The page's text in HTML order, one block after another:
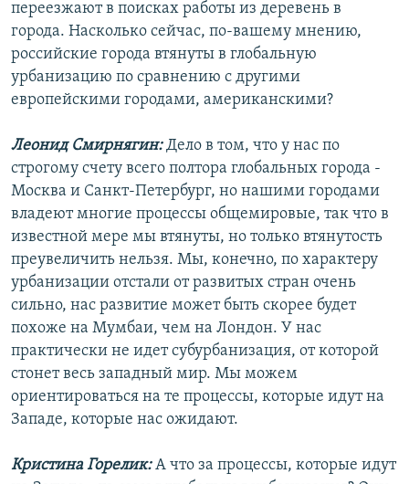
переезжают в поисках работы из деревень в
города. Насколько сейчас, по-вашему мнению,
российские города втянуты в глобальную
урбанизацию по сравнению с другими
европейскими городами, американскими?
Леонид Смирнягин:Дело в том, что у нас по
строгому счету всего полтора глобальных города -
Москва и Санкт-Петербург, но нашими городами
владеют многие процессы общемировые, так что в
известной мере мы втянуты, но только втянутость
преувеличить нельзя. Мы, конечно, по характеру
урбанизации отстали от развитых стран очень
сильно, нас развитие может быть скорее будет
похоже на Мумбаи, чем на Лондон. У нас
практически не идет субурбанизация, от которой
стонет весь западный мир. Мы можем
ориентироваться на те процессы, которые идут на
Западе, которые нас ожидают.
Кристина Горелик:А что за процессы, которые идут